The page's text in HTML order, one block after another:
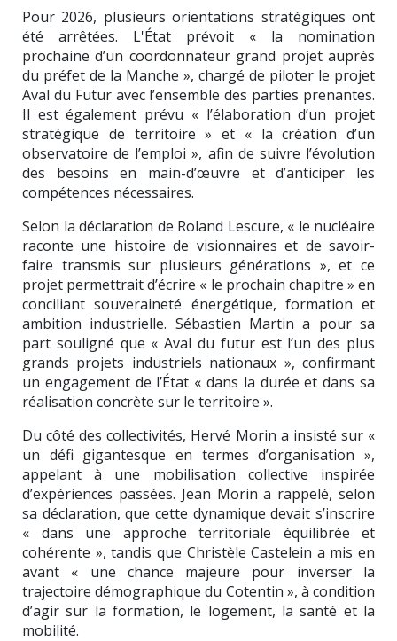
Pour 2026, plusieurs orientations stratégiques ont
été arrêtées. L'État prévoit « la nomination
prochaine d’un coordonnateur grand projet auprès
du préfet de la Manche », chargé de piloter le projet
Aval du Futur avec l’ensemble des parties prenantes.
Il est également prévu « l’élaboration d’un projet
stratégique de territoire » et « la création d’un
observatoire de l’emploi », afin de suivre l’évolution
des besoins en main-d’œuvre et d’anticiper les
compétences nécessaires.
Selon la déclaration de Roland Lescure, « le nucléaire
raconte une histoire de visionnaires et de savoir-
faire transmis sur plusieurs générations », et ce
projet permettrait d’écrire « le prochain chapitre » en
conciliant souveraineté énergétique, formation et
ambition industrielle. Sébastien Martin a pour sa
part souligné que « Aval du futur est l’un des plus
grands projets industriels nationaux », confirmant
un engagement de l’État « dans la durée et dans sa
réalisation concrète sur le territoire ».
Du côté des collectivités, Hervé Morin a insisté sur «
un défi gigantesque en termes d’organisation »,
appelant à une mobilisation collective inspirée
d’expériences passées. Jean Morin a rappelé, selon
sa déclaration, que cette dynamique devait s’inscrire
« dans une approche territoriale équilibrée et
cohérente », tandis que Christèle Castelein a mis en
avant « une chance majeure pour inverser la
trajectoire démographique du Cotentin », à condition
d’agir sur la formation, le logement, la santé et la
mobilité.